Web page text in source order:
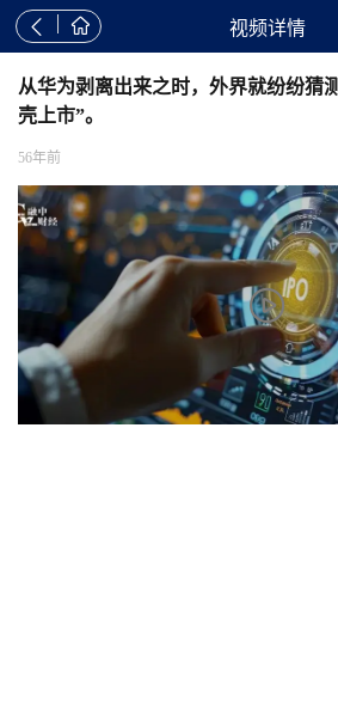
  视频详情
从华为剥离出来之时，外界就纷纷猜
壳上市”。
56年前
